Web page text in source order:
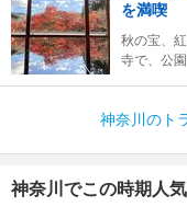
を満喫
秋の宝、
寺で、公
神奈川のト
神奈川でこの時期人